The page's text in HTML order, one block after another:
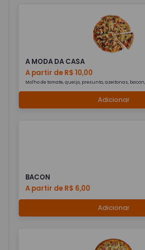
A MODA DA CASA
A partir de R$ 10,00
Molho de tomate, queijo, presunto, azeitonas,
Adicionar
BACON
A partir de R$ 6,00
Adicionar